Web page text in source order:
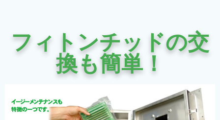
フィトンチッドの交
換も簡単！